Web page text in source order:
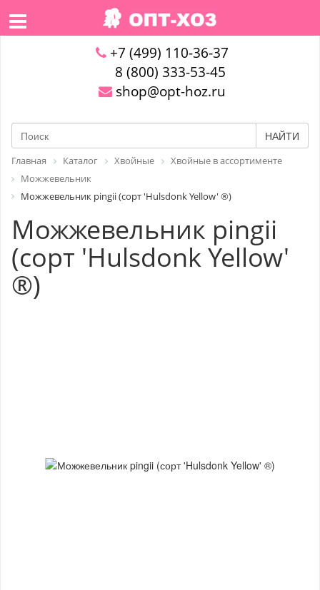
+7 (499) 110-36-37
8 (800) 333-53-45
shop@opt-hoz.ru
НАЙТИ
Главная Каталог Хвойные
Хвойные в ассортименте
Можжевельник
Можжевельник pingii (сорт 'Hulsdonk Yellow' ®)
Можжевельник pingii
(сорт 'Hulsdonk Yellow'
®)